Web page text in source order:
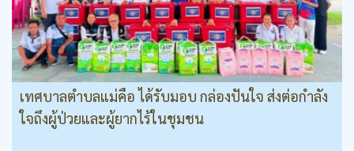
เทศบาลตำบลแม่คือ ได้รับมอบ กล่องปันใจ ส่งต่อกำลัง
ใจถึงผู้ป่วยและผู้ยากไร้ในชุมชน